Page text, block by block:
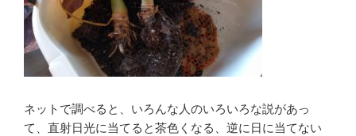
ネットで調べると、いろんな人のいろいろな説があっ
て、直射日光に当てると茶色くなる、逆に日に当てない